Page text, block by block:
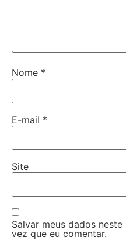
Nome *
E-mail *
Site
Salvar meus dados
vez que eu comentar.